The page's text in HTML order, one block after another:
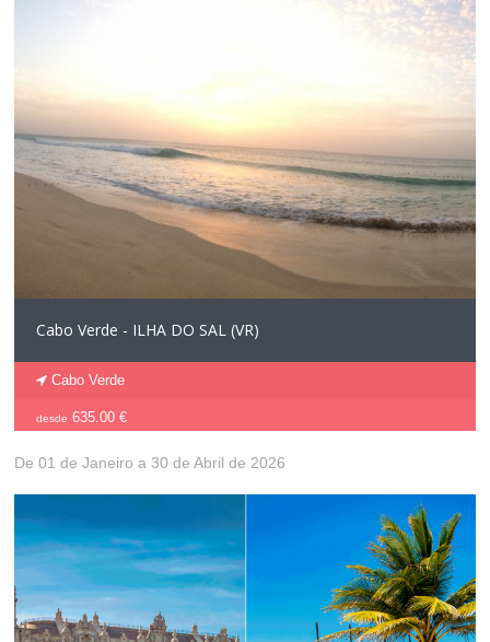
Cabo Verde - ILHA DO SAL (VR)
Cabo Verde
desde 635.00 €
De 01 de Janeiro a 30 de Abril de 2026